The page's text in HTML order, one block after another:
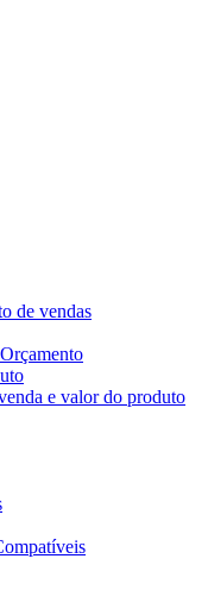
de vendas
e valor do produto